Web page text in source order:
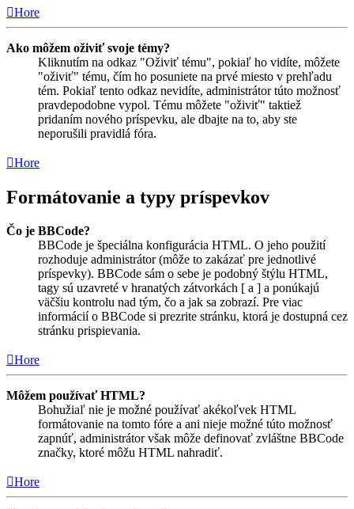
Hore
Ako môžem oživiť svoje témy?
Kliknutím na odkaz "Oživiť tému", pokiaľ ho vidíte, môžete
"oživiť" tému, čím ho posuniete na prvé miesto v prehľadu
tém. Pokiaľ tento odkaz nevidíte, administrátor túto možnosť
pravdepodobne vypol. Tému môžete "oživiť" taktiež
pridaním nového príspevku, ale dbajte na to, aby ste
neporušili pravidlá fóra.
Hore
Formátovanie a typy príspevkov
Čo je BBCode?
BBCode je špeciálna konfigurácia HTML. O jeho použití
rozhoduje administrátor (môže to zakázať pre jednotlivé
príspevky). BBCode sám o sebe je podobný štýlu HTML,
tagy sú uzavreté v hranatých zátvorkách [ a ] a ponúkajú
väčšiu kontrolu nad tým, čo a jak sa zobrazí. Pre viac
informácií o BBCode si prezrite stránku, ktorá je dostupná cez
stránku prispievania.
Hore
Môžem používať HTML?
Bohužiaľ nie je možné používať akékoľvek HTML
formátovanie na tomto fóre a ani nieje možné túto možnosť
zapnúť, administrátor však môže definovať zvláštne BBCode
značky, ktoré môžu HTML nahradiť.
Hore